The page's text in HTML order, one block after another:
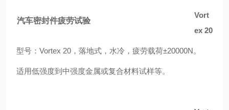
汽车密封件疲劳试验
Vort
ex 20
型号：Vortex 20， 落地式，水冷， 疲劳载荷±20000N。
适用低强度到中强度金属或复合材料试样等。